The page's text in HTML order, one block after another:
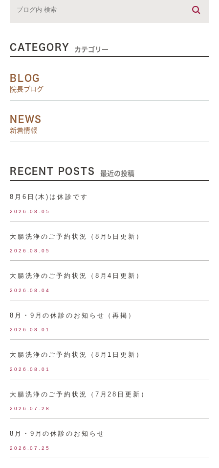
CATEGORY カテゴリー
BLOG
院長ブログ
NEWS
新着情報
RECENT POSTS 最近の投稿
8月6日(木)は休診です
2026.08.05
大腸洗浄のご予約状況（8月5日更新）
2026.08.05
大腸洗浄のご予約状況（8月4日更新）
2026.08.04
8月・9月の休診のお知らせ（再掲）
2026.08.01
大腸洗浄のご予約状況（8月1日更新）
2026.08.01
大腸洗浄のご予約状況（7月28日更新）
2026.07.28
8月・9月の休診のお知らせ
2026.07.25